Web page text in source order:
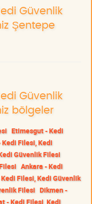
Güvenlik
Şentepe
Güvenlik
bölgeler
Etimesgut - Kedi
Filesi, Kedi
Güvenlik Filesi
Ankara - Kedi
Filesi, Kedi Güvenlik
Filesi Dikmen -
- Kedi Filesi, Kedi